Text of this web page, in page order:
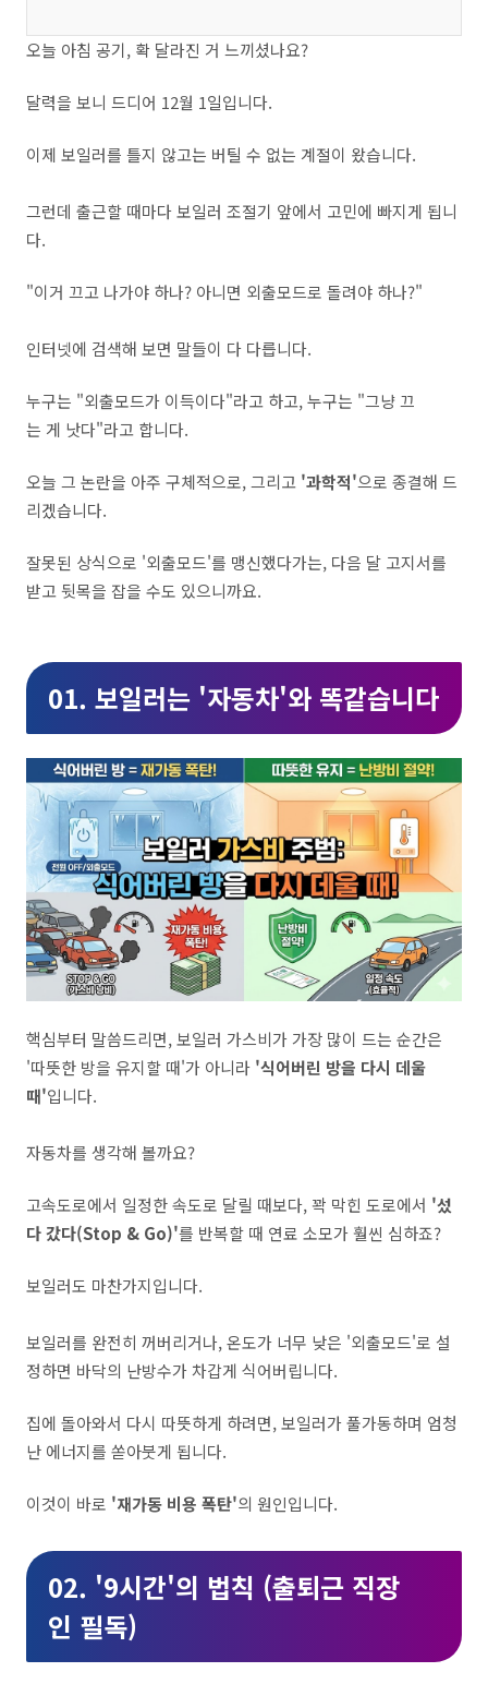
오늘 아침 공기, 확 달라진 거 느끼셨나요?
달력을 보니 드디어 12월 1일입니다.
이제 보일러를 틀지 않고는 버틸 수 없는 계절이 왔습니다.
그런데 출근할 때마다 보일러 조절기 앞에서 고민에 빠지게 됩니
다.
"이거 끄고 나가야 하나? 아니면 외출모드로 돌려야 하나?"
인터넷에 검색해 보면 말들이 다 다릅니다.
누구는 "외출모드가 이득이다"라고 하고, 누구는 "그냥 끄
는 게 낫다"라고 합니다.
오늘 그 논란을 아주 구체적으로, 그리고 '과학적'으로 종결해 드
리겠습니다.
잘못된 상식으로 '외출모드'를 맹신했다가는, 다음 달 고지서를
받고 뒷목을 잡을 수도 있으니까요.
01. 보일러는 '자동차'와 똑같습니다
핵심부터 말씀드리면, 보일러 가스비가 가장 많이 드는 순간은
'따뜻한 방을 유지할 때'가 아니라 '식어버린 방을 다시 데울
때'입니다.
자동차를 생각해 볼까요?
고속도로에서 일정한 속도로 달릴 때보다, 꽉 막힌 도로에서 '섰
다 갔다(Stop & Go)'를 반복할 때 연료 소모가 훨씬 심하죠?
보일러도 마찬가지입니다.
보일러를 완전히 꺼버리거나, 온도가 너무 낮은 '외출모드'로 설
정하면 바닥의 난방수가 차갑게 식어버립니다.
집에 돌아와서 다시 따뜻하게 하려면, 보일러가 풀가동하며 엄청
난 에너지를 쏟아붓게 됩니다.
이것이 바로 '재가동 비용 폭탄'의 원인입니다.
02. '9시간'의 법칙 (출퇴근 직장
인 필독)